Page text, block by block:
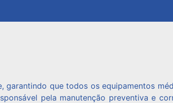
garantindo que todos os equipamentos
pela manutenção preventiva e